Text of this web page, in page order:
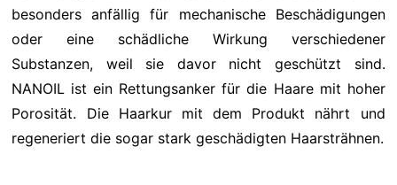
besonders anfällig für mechanische Beschädigungen
oder eine schädliche Wirkung verschiedener
Substanzen, weil sie davor nicht geschützt sind.
NANOIL ist ein Rettungsanker für die Haare mit hoher
Porosität. Die Haarkur mit dem Produkt nährt und
regeneriert die sogar stark geschädigten Haarsträhnen.